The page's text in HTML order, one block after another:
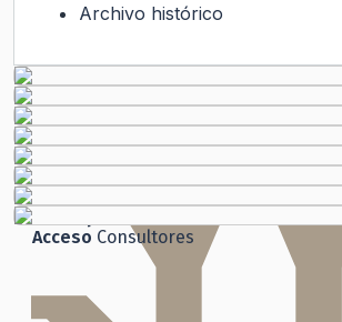
Archivo histórico
Ley de Transparencia
Histórico
Ley del Lobby
Ley de Transparencia
Acceso Consultores